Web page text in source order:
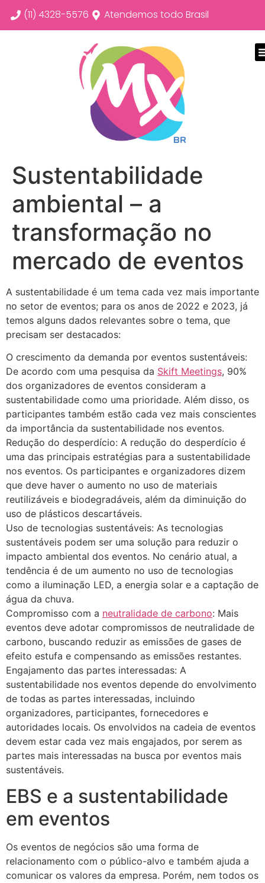
(11) 4328-5576 Atendemos todo Brasil
Sustentabilidade
ambiental – a
transformação no
mercado de eventos
A sustentabilidade é um tema cada vez mais importante
no setor de eventos; para os anos de 2022 e 2023, já
temos alguns dados relevantes sobre o tema, que
precisam ser destacados:
O crescimento da demanda por eventos sustentáveis:
De acordo com uma pesquisa da Skift Meetings, 90%
dos organizadores de eventos consideram a
sustentabilidade como uma prioridade. Além disso, os
participantes também estão cada vez mais conscientes
da importância da sustentabilidade nos eventos.
Redução do desperdício: A redução do desperdício é
uma das principais estratégias para a sustentabilidade
nos eventos. Os participantes e organizadores dizem
que deve haver o aumento no uso de materiais
reutilizáveis e biodegradáveis, além da diminuição do
uso de plásticos descartáveis.
Uso de tecnologias sustentáveis: As tecnologias
sustentáveis podem ser uma solução para reduzir o
impacto ambiental dos eventos. No cenário atual, a
tendência é de um aumento no uso de tecnologias
como a iluminação LED, a energia solar e a captação de
água da chuva.
Compromisso com a neutralidade de carbono: Mais
eventos deve adotar compromissos de neutralidade de
carbono, buscando reduzir as emissões de gases de
efeito estufa e compensando as emissões restantes.
Engajamento das partes interessadas: A
sustentabilidade nos eventos depende do envolvimento
de todas as partes interessadas, incluindo
organizadores, participantes, fornecedores e
autoridades locais. Os envolvidos na cadeia de eventos
devem estar cada vez mais engajados, por serem as
partes mais interessadas na busca por eventos mais
sustentáveis.
EBS e a sustentabilidade
em eventos
Os eventos de negócios são uma forma de
relacionamento com o público-alvo e também ajuda a
comunicar os valores da empresa. Porém, nem todos os